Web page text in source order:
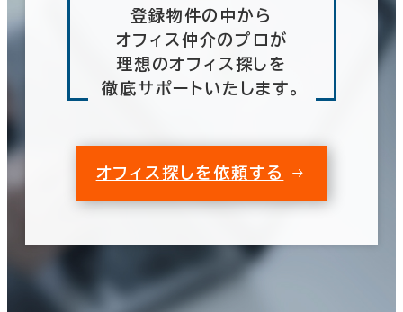
登録物件の中から
オフィス仲介のプロが
理想のオフィス探しを
徹底サポートいたします。
オフィス探しを依頼する